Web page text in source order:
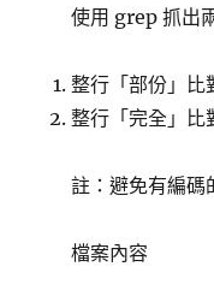
使用 grep 抓出
整行「部份」比
整行「完全」比
註：避免有編
檔案內容